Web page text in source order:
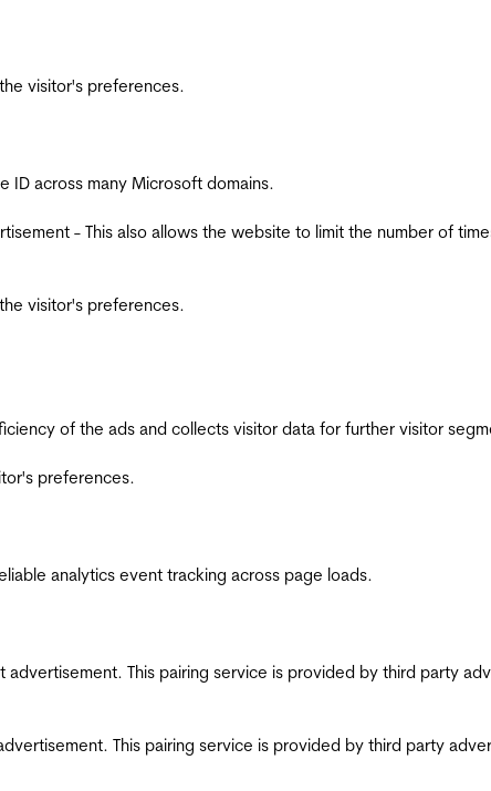
visitor's preferences.
ID across many Microsoft domains.
- This also allows the website to limit the number of
visitor's preferences.
of the ads and collects visitor data for further visitor
preferences.
analytics event tracking across page loads.
This pairing service is provided by third party
This pairing service is provided by third party